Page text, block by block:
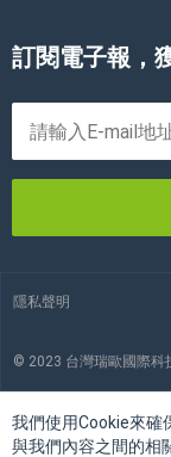
訂閱電子報，
隱私聲明
© 2023 台灣瑞歐國際科
我們使用Cookie來確
與我們內容之間的相